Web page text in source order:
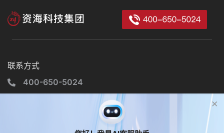
联系方式
400-650-5024
山西综改示范区太原学府园区南中环街529号清控创新基地B座×